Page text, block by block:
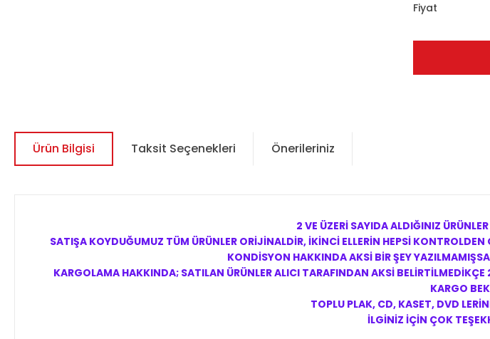
Fiyat
Ürün Bilgisi Taksit Seçenekleri Önerileriniz
2 VE ÜZERİ SAYIDA ALDIĞINIZ
SATIŞA KOYDUĞUMUZ TÜM ÜRÜNLER ORİJİNALDİR, İKİNCİ ELLERİN HEPSİ
KONDİSYON HAKKINDA AKSİ BİR ŞEY
KARGOLAMA HAKKINDA; SATILAN ÜRÜNLER ALICI TARAFINDAN AKSİ
KARGO
TOPLU PLAK, CD, KASET, DVD
İLGİNİZ İÇİN ÇOK